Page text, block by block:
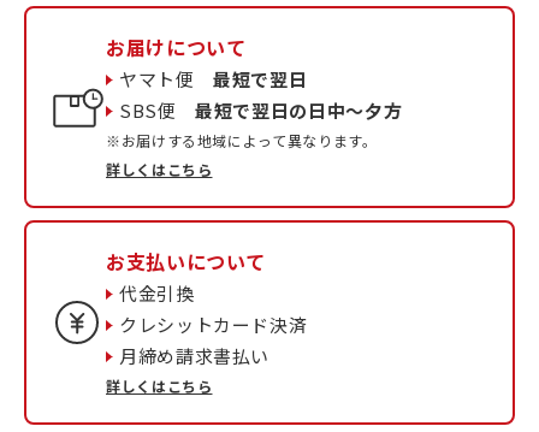
お届けについて
ヤマト便最短で翌日
SBS便最短で翌日の日中〜夕方
※お届けする地域によって異なります。
詳しくはこちら
お支払いについて
代金引換
クレシットカード決済
月締め請求書払い
詳しくはこちら